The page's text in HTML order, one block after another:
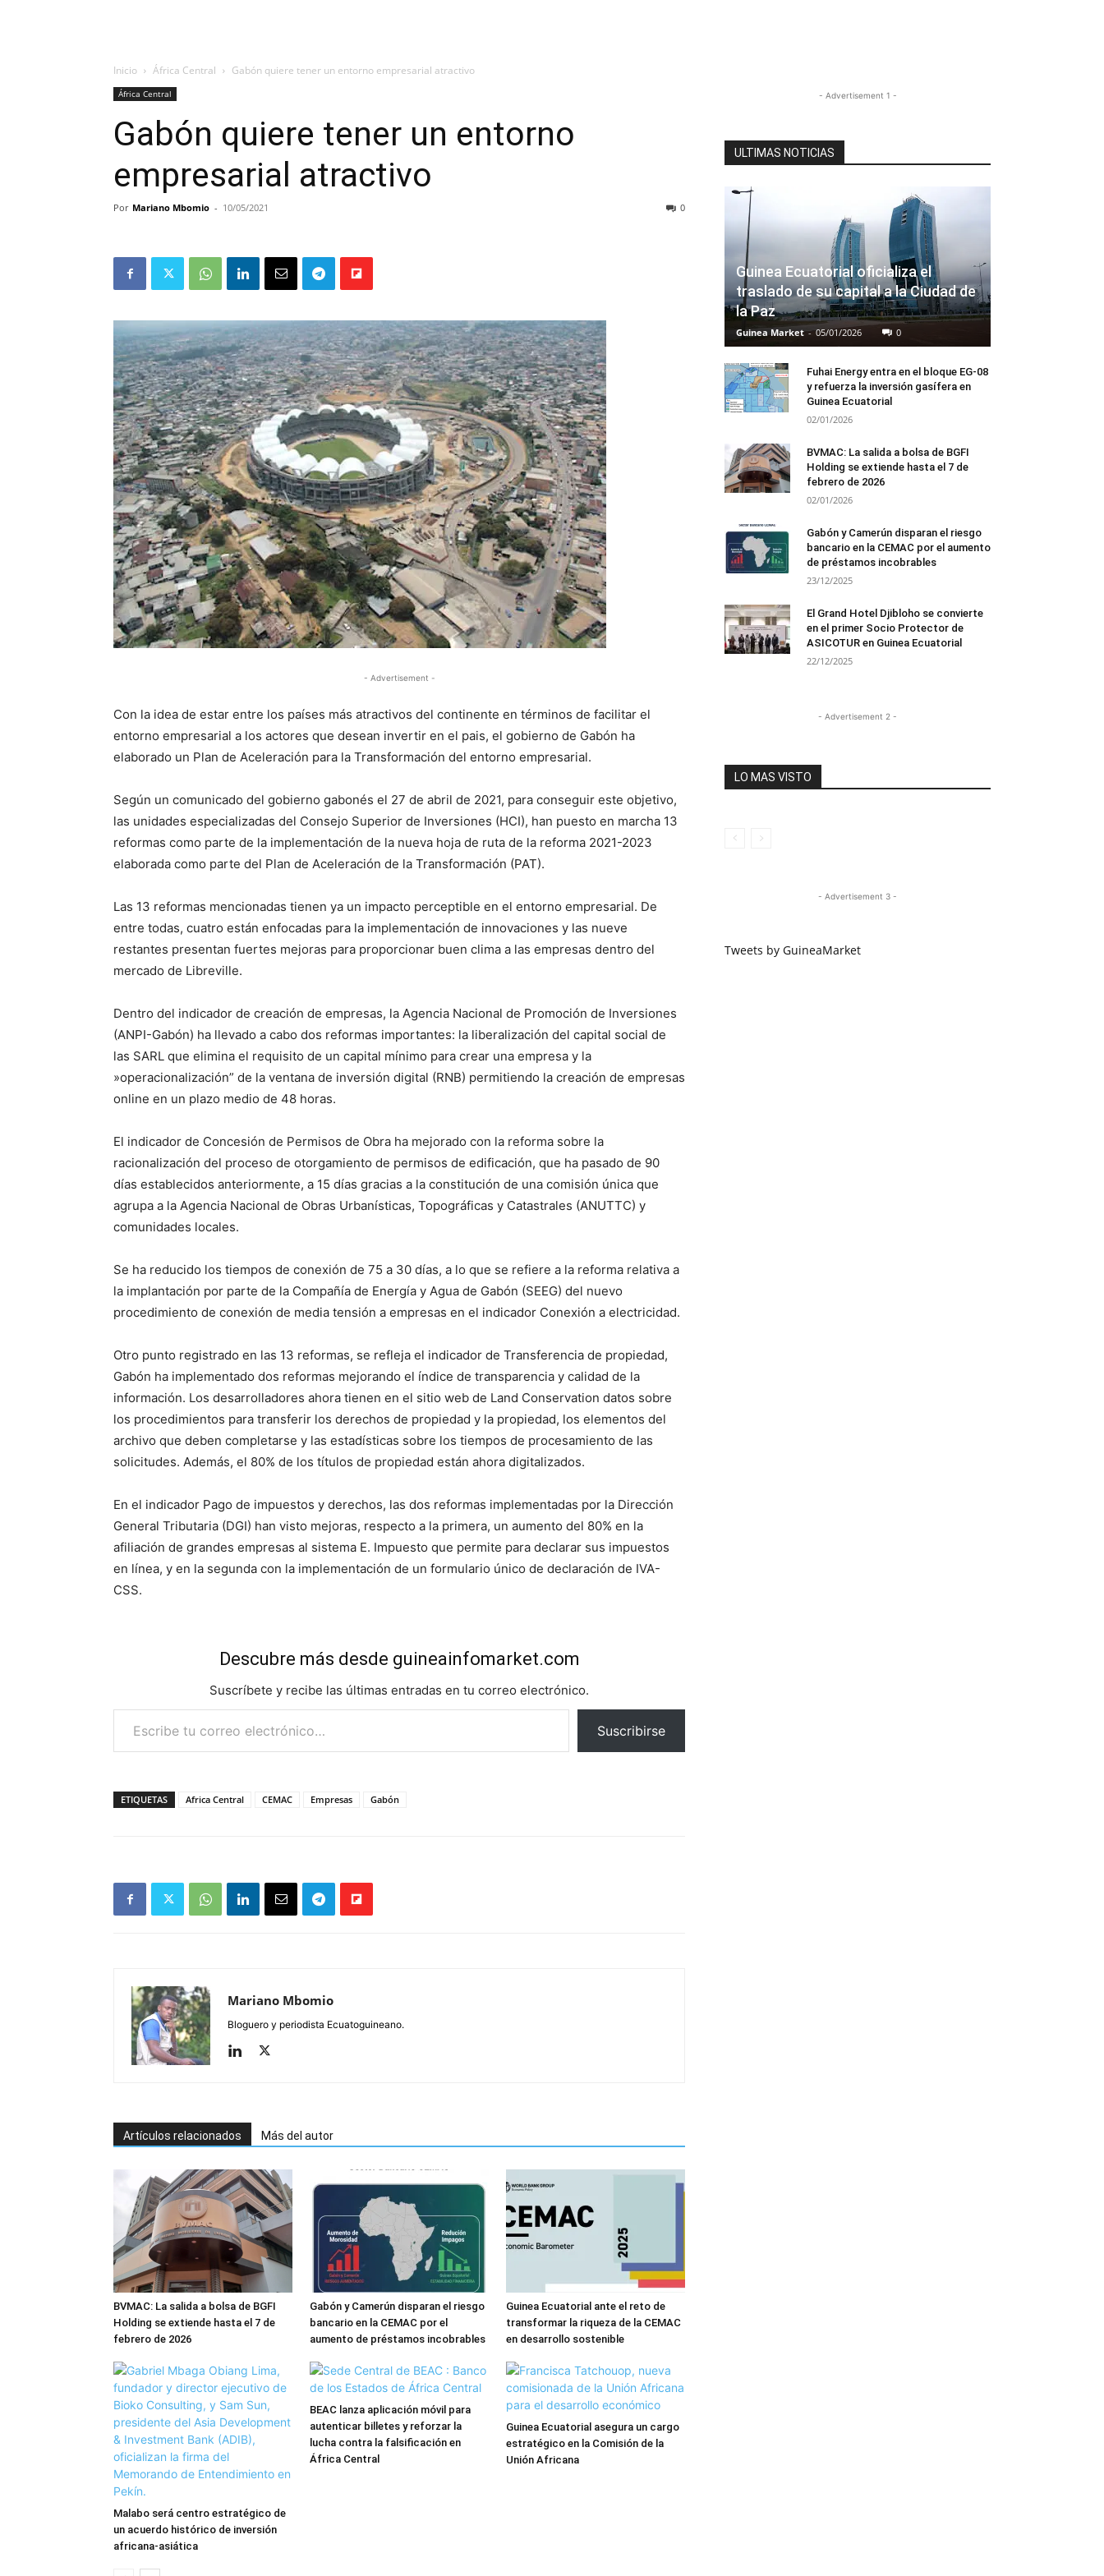
Inicio África Central Gabón quiere tener un entorno empresarial atractivo
África Central
Gabón quiere tener un entorno
empresarial atractivo
Por Mariano Mbomio - 10/05/2021 0
- Advertisement -
Con la idea de estar entre los países más atractivos del continente en términos de facilitar el
entorno empresarial a los actores que desean invertir en el pais, el gobierno de Gabón ha
elaborado un Plan de Aceleración para la Transformación del entorno empresarial.
Según un comunicado del gobierno gabonés el 27 de abril de 2021, para conseguir este objetivo,
las unidades especializadas del Consejo Superior de Inversiones (HCI), han puesto en marcha 13
reformas como parte de la implementación de la nueva hoja de ruta de la reforma 2021-2023
elaborada como parte del Plan de Aceleración de la Transformación (PAT).
Las 13 reformas mencionadas tienen ya un impacto perceptible en el entorno empresarial. De
entre todas, cuatro están enfocadas para la implementación de innovaciones y las nueve
restantes presentan fuertes mejoras para proporcionar buen clima a las empresas dentro del
mercado de Libreville.
Dentro del indicador de creación de empresas, la Agencia Nacional de Promoción de Inversiones
(ANPI-Gabón) ha llevado a cabo dos reformas importantes: la liberalización del capital social de
las SARL que elimina el requisito de un capital mínimo para crear una empresa y la
»operacionalización” de la ventana de inversión digital (RNB) permitiendo la creación de empresas
online en un plazo medio de 48 horas.
El indicador de Concesión de Permisos de Obra ha mejorado con la reforma sobre la
racionalización del proceso de otorgamiento de permisos de edificación, que ha pasado de 90
días establecidos anteriormente, a 15 días gracias a la constitución de una comisión única que
agrupa a la Agencia Nacional de Obras Urbanísticas, Topográficas y Catastrales (ANUTTC) y
comunidades locales.
Se ha reducido los tiempos de conexión de 75 a 30 días, a lo que se refiere a la reforma relativa a
la implantación por parte de la Compañía de Energía y Agua de Gabón (SEEG) del nuevo
procedimiento de conexión de media tensión a empresas en el indicador Conexión a electricidad.
Otro punto registrado en las 13 reformas, se refleja el indicador de Transferencia de propiedad,
Gabón ha implementado dos reformas mejorando el índice de transparencia y calidad de la
información. Los desarrolladores ahora tienen en el sitio web de Land Conservation datos sobre
los procedimientos para transferir los derechos de propiedad y la propiedad, los elementos del
archivo que deben completarse y las estadísticas sobre los tiempos de procesamiento de las
solicitudes. Además, el 80% de los títulos de propiedad están ahora digitalizados.
En el indicador Pago de impuestos y derechos, las dos reformas implementadas por la Dirección
General Tributaria (DGI) han visto mejoras, respecto a la primera, un aumento del 80% en la
afiliación de grandes empresas al sistema E. Impuesto que permite para declarar sus impuestos
en línea, y en la segunda con la implementación de un formulario único de declaración de IVA-
CSS.
Descubre más desde guineainfomarket.com
Suscríbete y recibe las últimas entradas en tu correo electrónico.
Escribe tu correo electrónico…
Suscribirse
ETIQUETAS Africa Central CEMAC Empresas Gabón
Mariano Mbomio
Bloguero y periodista Ecuatoguineano.
Artículos relacionados Más del autor
BVMAC: La salida a bolsa de BGFI
Holding se extiende hasta el 7 de
febrero de 2026
Gabón y Camerún disparan el riesgo
bancario en la CEMAC por el
aumento de préstamos incobrables
Guinea Ecuatorial ante el reto de
transformar la riqueza de la CEMAC
en desarrollo sostenible
Malabo será centro estratégico de
un acuerdo histórico de inversión
africana-asiática
BEAC lanza aplicación móvil para
autenticar billetes y reforzar la
lucha contra la falsificación en
África Central
Guinea Ecuatorial asegura un cargo
estratégico en la Comisión de la
Unión Africana
- Advertisement 1 -
ULTIMAS NOTICIAS
Guinea Ecuatorial oficializa el
traslado de su capital a la Ciudad de
la Paz
Guinea Market - 05/01/2026 0
Fuhai Energy entra en el bloque EG-08
y refuerza la inversión gasífera en
Guinea Ecuatorial
02/01/2026
BVMAC: La salida a bolsa de BGFI
Holding se extiende hasta el 7 de
febrero de 2026
02/01/2026
Gabón y Camerún disparan el riesgo
bancario en la CEMAC por el aumento
de préstamos incobrables
23/12/2025
El Grand Hotel Djibloho se convierte
en el primer Socio Protector de
ASICOTUR en Guinea Ecuatorial
22/12/2025
- Advertisement 2 -
LO MAS VISTO
- Advertisement 3 -
Tweets by GuineaMarket